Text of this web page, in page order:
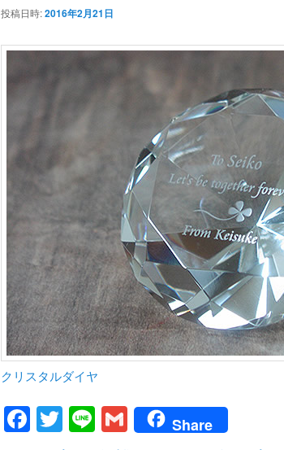
投稿日時:2016年2月21日
クリスタルダイヤ
Facebook
Twitter
LineGmail
Share